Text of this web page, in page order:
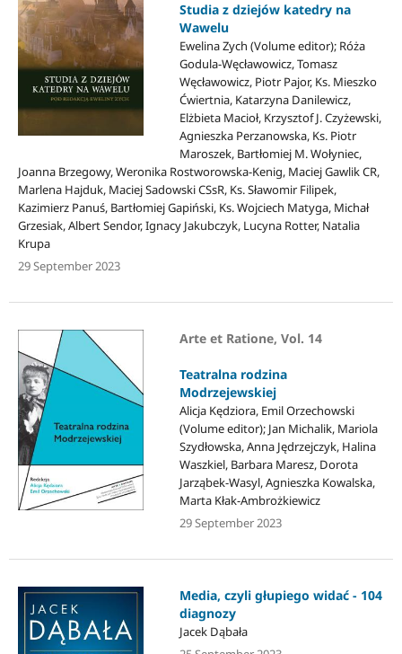
Studia z dziejów katedry na
Wawelu
Ewelina Zych (Volume editor); Róża
Godula-Węcławowicz, Tomasz
Węcławowicz, Piotr Pajor, Ks. Mieszko
Ćwiertnia, Katarzyna Danilewicz,
Elżbieta Macioł, Krzysztof J. Czyżewski,
Agnieszka Perzanowska, Ks. Piotr
Maroszek, Bartłomiej M. Wołyniec,
Joanna Brzegowy, Weronika Rostworowska-Kenig, Maciej Gawlik CR,
Marlena Hajduk, Maciej Sadowski CSsR, Ks. Sławomir Filipek,
Kazimierz Panuś, Bartłomiej Gapiński, Ks. Wojciech Matyga, Michał
Grzesiak, Albert Sendor, Ignacy Jakubczyk, Lucyna Rotter, Natalia
Krupa
29 September 2023
Arte et Ratione, Vol. 14
Teatralna rodzina
Modrzejewskiej
Alicja Kędziora, Emil Orzechowski
(Volume editor); Jan Michalik, Mariola
Szydłowska, Anna Jędrzejczyk, Halina
Waszkiel, Barbara Maresz, Dorota
Jarząbek-Wasyl, Agnieszka Kowalska,
Marta Kłak-Ambrożkiewicz
29 September 2023
Media, czyli głupiego widać - 104
diagnozy
Jacek Dąbała